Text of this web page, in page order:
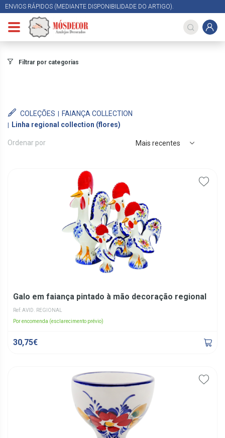
ENVIOS RÁPIDOS (MEDIANTE DISPONIBILIDADE DO ARTIGO).
Filtrar por categorias
COLEÇÕES
FAIANÇA COLLECTION
Linha regional collection (flores)
Ordenar por Mais recentes
Galo em faiança pintado à mão decoração regional
Ref: AVID. REGIONAL
Por encomenda (esclarecimento prévio)
30,75€